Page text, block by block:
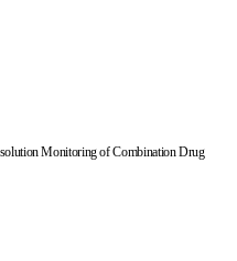
Monitoring of Combination Drug